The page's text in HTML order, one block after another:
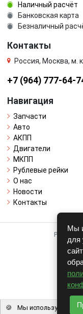
Наличный расчёт
Банковская карта
Безналичный
Контакты
Россия, Москва, м.
+7 (964) 777-64-
Навигация
Запчасти
Авто
АКПП
Двигатели
МКПП
Рублевые рейки
О нас
Новости
Контакты
Мы
для
🍪
Мы используем